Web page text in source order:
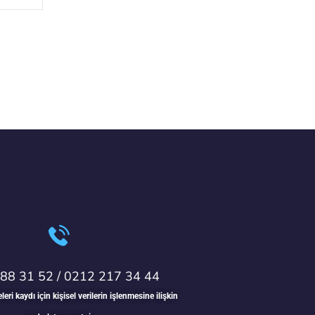
31 52 / 0212 217 34 44
kaydı için kişisel verilerin işlenmesine ilişkin